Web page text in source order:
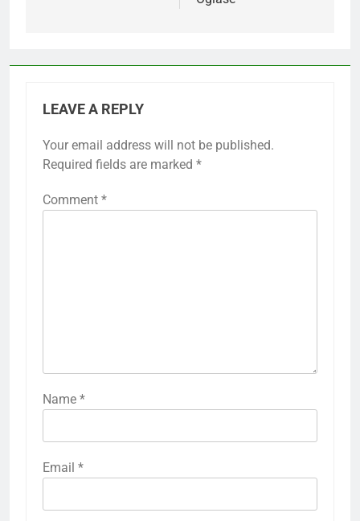
LEAVE A REPLY
Your email address will not be published.
Required fields are marked *
Comment *
Name *
Email *